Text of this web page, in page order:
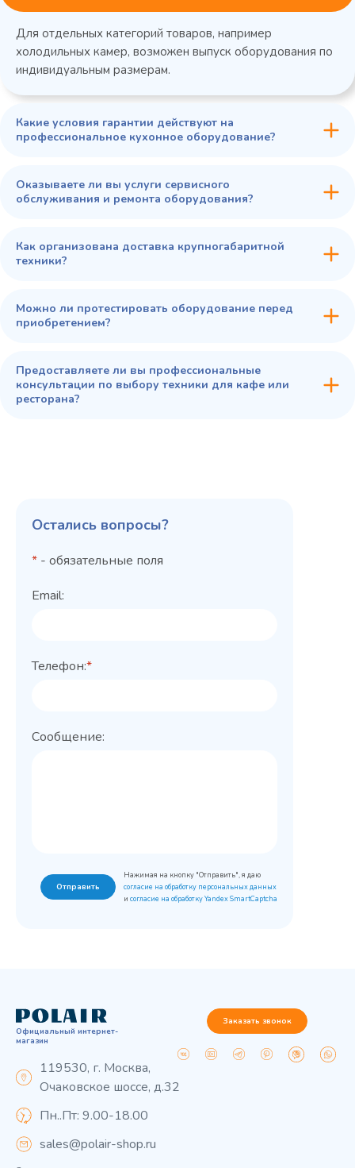
Для отдельных категорий товаров, например
холодильных камер, возможен выпуск оборудования по
индивидуальным размерам.
Какие условия гарантии действуют на
профессиональное кухонное оборудование?
Оказываете ли вы услуги сервисного
обслуживания и ремонта оборудования?
Как организована доставка крупногабаритной
техники?
Можно ли протестировать оборудование перед
приобретением?
Предоставляете ли вы профессиональные
консультации по выбору техники для кафе или
ресторана?
Остались вопросы?
* - обязательные поля
Email:
Телефон:*
Сообщение:
Отправить
Нажимая на кнопку "Отправить", я даю
согласие на обработку персональных данных
и согласие на обработку Yandex SmartCaptcha
Официальный интернет-
магазин
119530, г. Москва,
Очаковское шоссе, д.32
Пн..Пт: 9.00-18.00
sales@polair-shop.ru
Заказать звонок